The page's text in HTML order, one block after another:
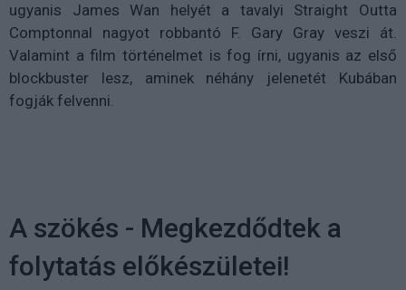
ugyanis James Wan helyét a tavalyi Straight Outta
Comptonnal nagyot robbantó F. Gary Gray veszi át.
Valamint a film történelmet is fog írni, ugyanis az első
blockbuster lesz, aminek néhány jelenetét Kubában
fogják felvenni.
A szökés - Megkezdődtek a
folytatás előkészületei!